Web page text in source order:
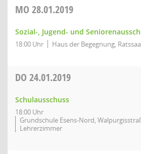
MO 28.01.2019
Sozial-, Jugend- und
18:00 Uhr Haus der Begegnung,
DO 24.01.2019
Schulausschuss
18:00 Uhr
Grundschule Esens-Nord,
Lehrerzimmer